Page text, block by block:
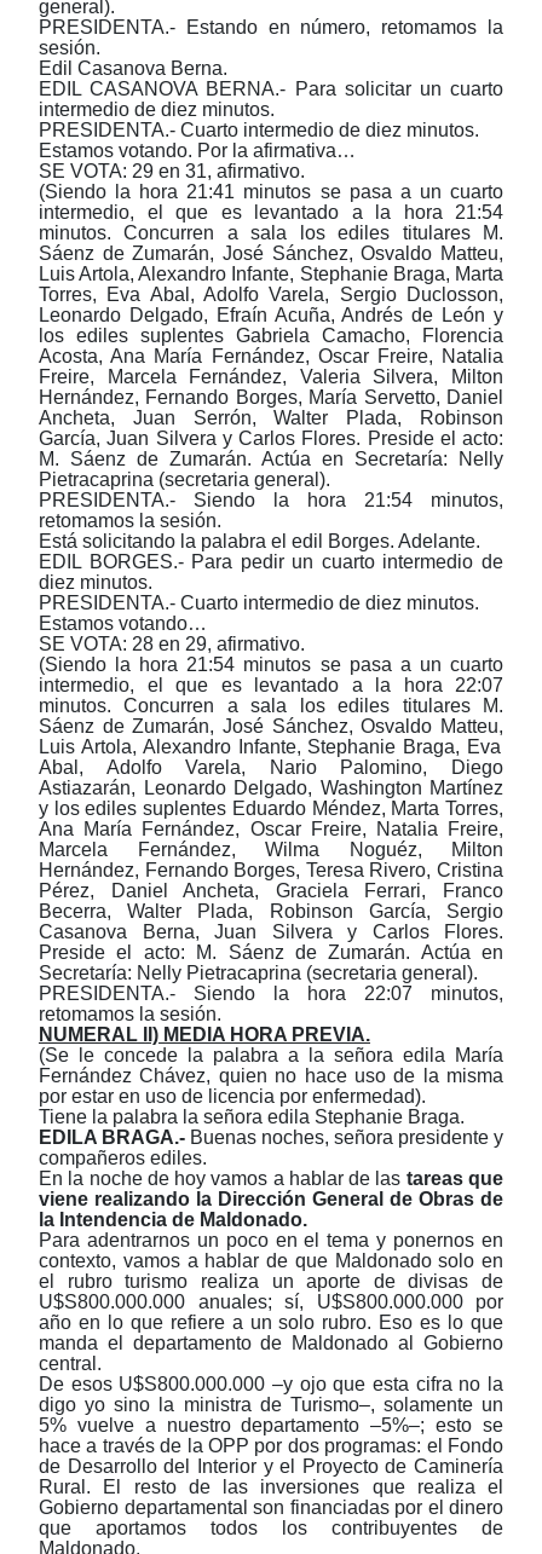
general).
PRESIDENTA.- Estando en número, retomamos la
sesión.
Edil Casanova Berna.
EDIL CASANOVA BERNA.- Para solicitar un cuarto
intermedio de diez minutos.
PRESIDENTA.- Cuarto intermedio de diez minutos.
Estamos votando. Por la afirmativa…
SE VOTA: 29 en 31, afirmativo.
(Siendo la hora 21:41 minutos se pasa a un cuarto
intermedio, el que es levantado a la hora 21:54
minutos.Concurren asala losediles titulares M.
Sáenz de Zumarán, José Sánchez, Osvaldo Matteu,
Luis Artola, Alexandro Infante, Stephanie Braga, Marta
Torres, Eva Abal, Adolfo Varela, Sergio Duclosson,
Leonardo Delgado, Efraín Acuña, Andrés de León y
los ediles suplentes Gabriela Camacho, Florencia
Acosta, Ana María Fernández, Oscar Freire, Natalia
Freire, Marcela Fernández, Valeria Silvera, Milton
Hernández, Fernando Borges, María Servetto, Daniel
Ancheta, Juan Serrón, Walter Plada, Robinson
García, Juan Silvera y Carlos Flores. Preside el acto:
M. Sáenz de Zumarán. Actúa en Secretaría: Nelly
Pietracaprina (secretaria general).
PRESIDENTA.- Siendo la hora 21:54 minutos,
retomamos la sesión.
Está solicitando la palabra el edil Borges. Adelante.
EDIL BORGES.- Para pedir un cuarto intermedio de
diez minutos.
PRESIDENTA.- Cuarto intermedio de diez minutos.
Estamos votando…
SE VOTA: 28 en 29, afirmativo.
(Siendo la hora 21:54 minutos se pasa a un cuarto
intermedio, el que es levantado a la hora 22:07
minutos.Concurren asala losediles titulares M.
Sáenz de Zumarán, José Sánchez, Osvaldo Matteu,
Luis Artola, Alexandro Infante, Stephanie Braga, Eva
Abal, Adolfo Varela, Nario Palomino, Diego
Astiazarán, Leonardo Delgado, Washington Martínez
y losediles suplentes Eduardo Méndez, Marta Torres,
Ana María Fernández, Oscar Freire, Natalia Freire,
Marcela Fernández, Wilma Noguéz, Milton
Hernández, Fernando Borges, Teresa Rivero, Cristina
Pérez, Daniel Ancheta, Graciela Ferrari, Franco
Becerra, Walter Plada, Robinson García, Sergio
Casanova Berna, Juan Silvera y Carlos Flores.
Preside el acto: M. Sáenz de Zumarán. Actúa en
Secretaría: Nelly Pietracaprina (secretaria general).
PRESIDENTA.- Siendo la hora 22:07 minutos,
retomamos la sesión.
NUMERAL II) MEDIA HORA PREVIA.
(Se le concede la palabra a la señora edila María
Fernández Chávez, quien no hace uso de la misma
por estar en uso de licencia por enfermedad).
Tiene la palabra la señora edila Stephanie Braga.
EDILA BRAGA.- Buenas noches, señora presidente y
compañeros ediles.
En la noche de hoy vamos a hablar de las tareas que
viene realizando la Dirección General de Obras de
la Intendencia de Maldonado.
Para adentrarnos un poco en el tema y ponernos en
contexto, vamos a hablar de que Maldonado solo en
el rubro turismo realiza un aporte de divisas de
U$S800.000.000 anuales; sí, U$S800.000.000 por
año en lo que refiere a un solo rubro. Eso es lo que
manda el departamento de Maldonado al Gobierno
central.
De esos U$S800.000.000 ‒y ojo que esta cifra no la
digo yo sino la ministra de Turismo‒, solamente un
5% vuelve a nuestro departamento‒5%‒; esto se
hace a través de la OPP por dos programas: el Fondo
de Desarrollo del Interior y el Proyecto de Caminería
Rural. El resto de las inversiones que realiza el
Gobierno departamental son financiadas por el dinero
que aportamos todos los contribuyentes de
Maldonado.